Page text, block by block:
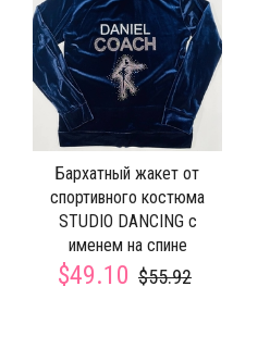
Бархатный жакет от
спортивного костюма
STUDIO DANCING с
именем на спине
$49.10 $55.92